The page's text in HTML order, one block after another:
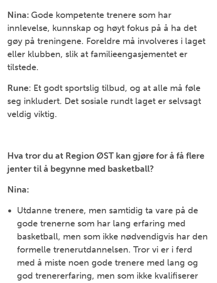
Nina: Gode kompetente trenere som har
innlevelse, kunnskap og høyt fokus på å ha det
gøy på treningene. Foreldre må involveres i laget
eller klubben, slik at familieengasjementet er
tilstede.
Rune: Et godt sportslig tilbud, og at alle må føle
seg inkludert. Det sosiale rundt laget er selvsagt
veldig viktig.
Hva tror du at Region ØST kan gjøre for å få flere
jenter til å begynne med basketball?
Nina:
Utdanne trenere, men samtidig ta vare på de
gode trenerne som har lang erfaring med
basketball, men som ikke nødvendigvis har den
formelle trenerutdannelsen. Tror vi er i ferd
med å miste noen gode trenere med lang og
god trenererfaring, men som ikke kvalifiserer